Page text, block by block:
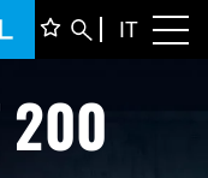
IT
200